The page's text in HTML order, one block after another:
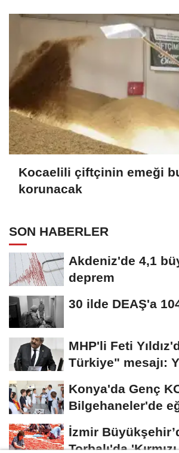
Kocaelili çiftçinin emeği
korunacak
SON HABERLER
Akdeniz'de 4,1
deprem
30 ilde DEAŞ'a
MHP'li Feti
Türkiye" mesajı:
Konya'da Genç
Bilgehaneler'de
İzmir
Torbalı'da